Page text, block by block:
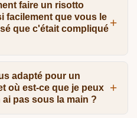
faire un risotto
facilement que vous le
que c'était compliqué
adapté pour un
où est-ce que je peux
pas sous la main ?